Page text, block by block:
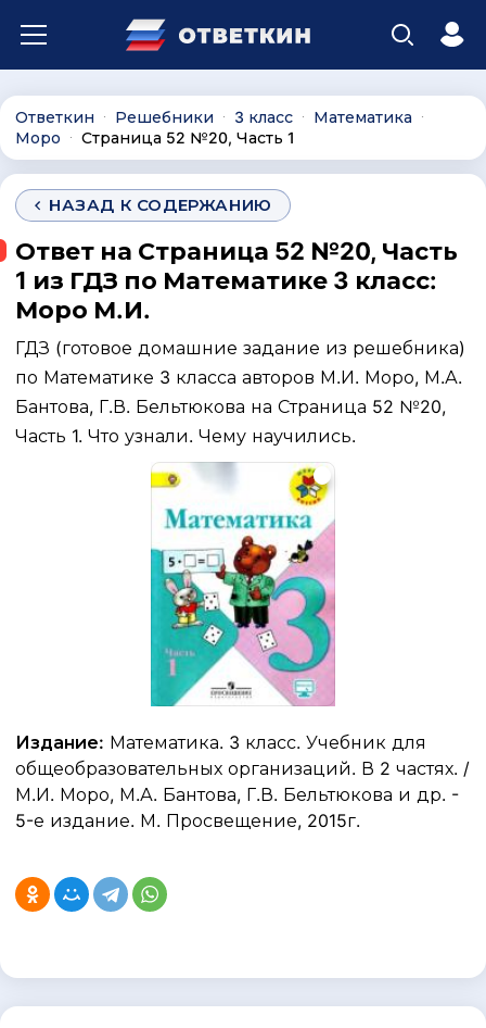
Ответкин ∙ Решебники ∙ 3 класс ∙ Математика ∙
Моро ∙ Страница 52 №20, Часть 1
НАЗАД К СОДЕРЖАНИЮ
Ответ на Страница 52 №20, Часть
1 из ГДЗ по Математике 3 класс:
Моро М.И.
ГДЗ (готовое домашние задание из решебника)
по Математике 3 класса авторов М.И. Моро, М.А.
Бантова, Г.В. Бельтюкова на Страница 52 №20,
Часть 1. Что узнали. Чему научились.
Издание: Математика. 3 класс. Учебник для
общеобразовательных организаций. В 2 частях. /
М.И. Моро, М.А. Бантова, Г.В. Бельтюкова и др. -
5-е издание. М. Просвещение, 2015г.